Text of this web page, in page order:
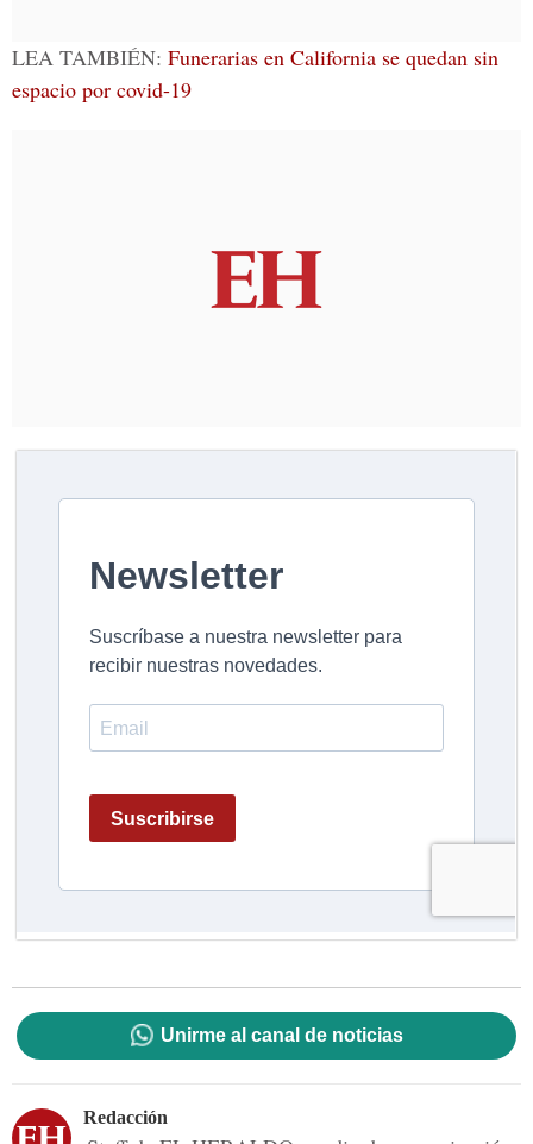
LEA TAMBIÉN: Funerarias en California se quedan sin
espacio por covid-19
Unirme al canal de noticias
Redacción